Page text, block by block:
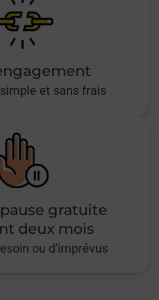
et sans frais
gratuite
deux mois
ou d’imprévus